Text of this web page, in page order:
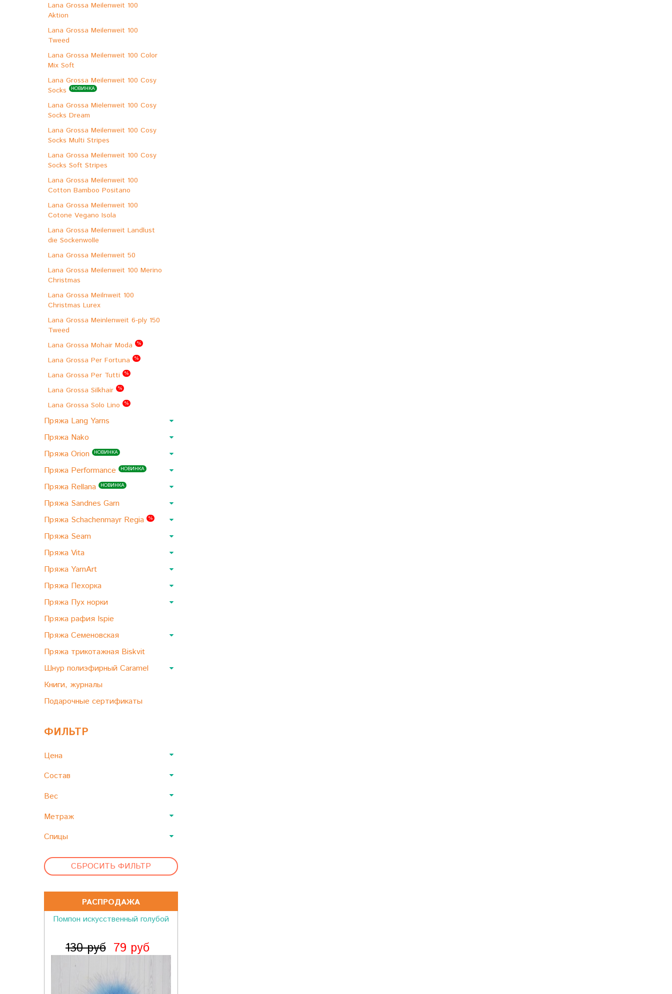
Lana Grossa Meilenweit 100
Aktion
Lana Grossa Meilenweit 100
Tweed
Lana Grossa Meilenweit 100 Color
Mix Soft
Lana Grossa Meilenweit 100 Cosy
Socks
НОВИНКА
Lana Grossa Mielenweit 100 Cosy
Socks Dream
Lana Grossa Meilenweit 100 Cosy
Socks Multi Stripes
Lana Grossa Meilenweit 100 Cosy
Socks Soft Stripes
Lana Grossa Meilenweit 100
Cotton Bamboo Positano
Lana Grossa Meilenweit 100
Cotone Vegano Isola
Lana Grossa Meilenweit Landlust
die Sockenwolle
Lana Grossa Meilenweit 50
Lana Grossa Meilenweit 100 Merino
Christmas
Lana Grossa Meilnweit 100
Christmas Lurex
Lana Grossa Meinlenweit 6-ply 150
Tweed
Lana Grossa Mohair Moda
%
Lana Grossa Per Fortuna %
Lana Grossa Per Tutti %
Lana Grossa Silkhair %
Lana Grossa Solo Lino %
Пряжа Lang Yarns
Пряжа Nako
Пряжа Orion
НОВИНКА
Пряжа Performance НОВИНКА
Пряжа Rellana НОВИНКА
Пряжа Sandnes Garn
Пряжа Schachenmayr Regia
%
Пряжа Seam
Пряжа Vita
Пряжа YarnArt
Пряжа Пехорка
Пряжа Пух норки
Пряжа рафия Ispie
Пряжа Семеновская
Пряжа трикотажная Biskvit
Шнур полиэфирный Caramel
Книги, журналы
Подарочные сертификаты
ФИЛЬТР
Цена
Состав
Вес
Метраж
Спицы
СБРОСИТЬ ФИЛЬТР
РАСПРОДАЖА
Помпон искусственный голубой
130 руб 79 руб